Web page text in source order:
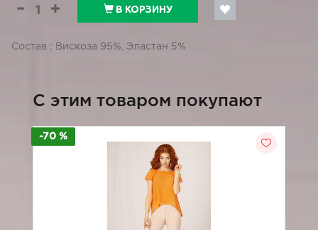
В КОРЗИНУ
Состав : Вискоза 95%, Эластан 5%
C этим товаром покупают
-70 %